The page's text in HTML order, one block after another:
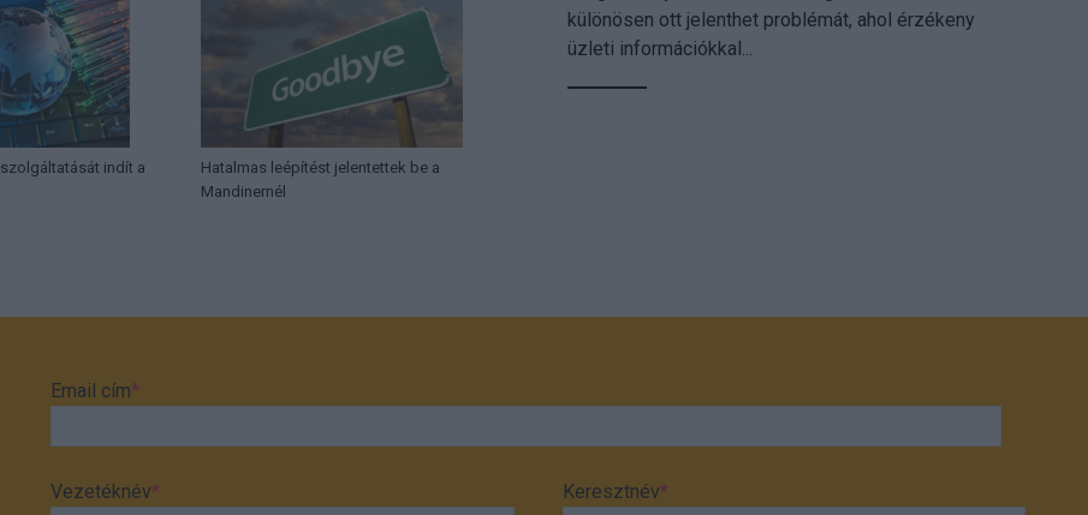
indít a
Hatalmas leépítést jelentettek be a
Mandinernél
különösen ott jelenthet problémát, ahol érzékeny
üzleti információkkal...
Email cím*
Vezetéknév* Keresztnév*